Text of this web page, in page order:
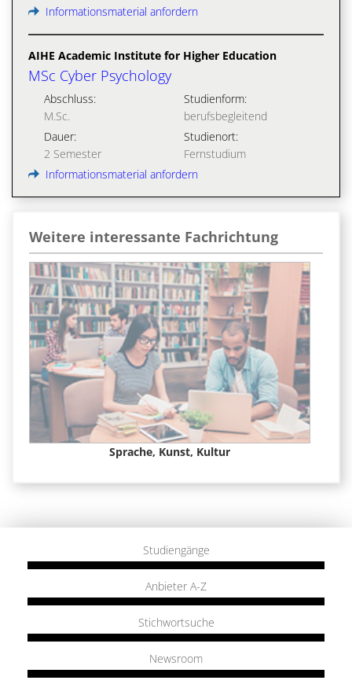
Informationsmaterial anfordern
AIHE Academic Institute for Higher Education
MSc Cyber Psychology
Abschluss:
M.Sc.
Studienform:
berufsbegleitend
Dauer:
2 Semester
Studienort:
Fernstudium
Informationsmaterial anfordern
Weitere interessante Fachrichtung
Sprache, Kunst, Kultur
Studiengänge
Anbieter A-Z
Stichwortsuche
Newsroom